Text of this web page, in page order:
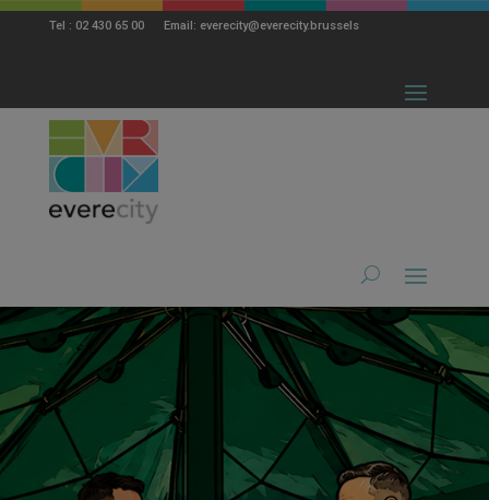
Tel : 02 430 65 00 Email: everecity@everecity.brussels
modal-check